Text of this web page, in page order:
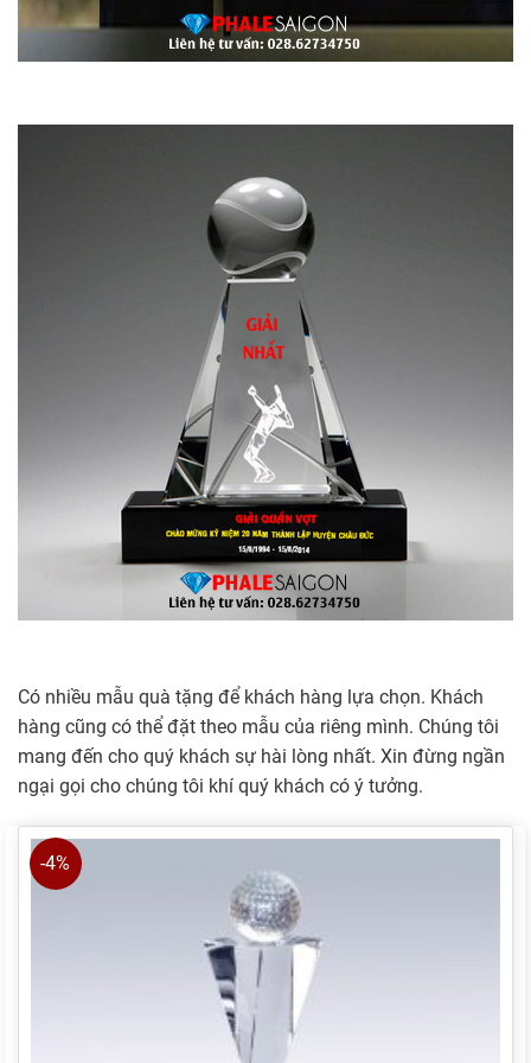
Có nhiều mẫu quà tặng để khách hàng lựa chọn. Khách
hàng cũng có thể đặt theo mẫu của riêng mình. Chúng tôi
mang đến cho quý khách sự hài lòng nhất. Xin đừng ngần
ngại gọi cho chúng tôi khí quý khách có ý tưởng.
-4%